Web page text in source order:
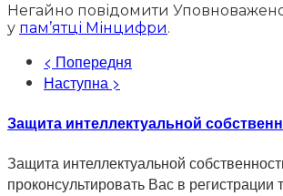
Негайно повідомити
у пам’ятці Мінцифри.
< Попередня
Наступна >
Защита интеллектуальной
Защита интеллектуальной
проконсультировать Вас в регистрации